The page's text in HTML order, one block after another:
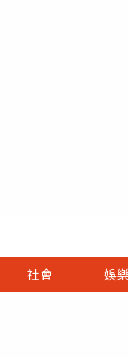
社會 娛樂
財經首頁
熱線
政